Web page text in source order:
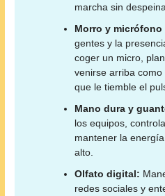
marcha sin
Morro y micrófono
gentes y la
coger un micro,
venirse arriba
que le tiemble el
Mano dura y
los equipos,
mantener la
alto.
Olfato digital:
redes sociales y